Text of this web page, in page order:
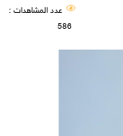
عدد المشاهدات :
586